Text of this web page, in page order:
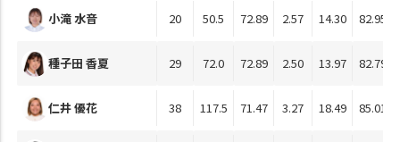
小滝 水音 20 50.5 72.89 2.57 14.30 82.95
種子田 香夏 29 72.0 72.89 2.50 13.97 82.79
仁井 優花 38 117.5 71.47 3.27 18.49 85.01